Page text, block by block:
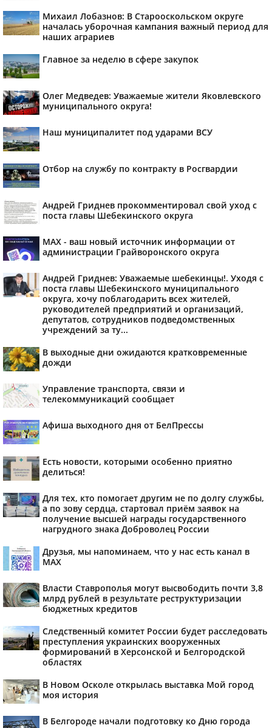
Михаил Лобазнов: В Старооскольском округе
началась уборочная кампания важный период для
наших аграриев
Главное за неделю в сфере закупок
Олег Медведев: Уважаемые жители Яковлевского
муниципального округа!
Наш муниципалитет под ударами ВСУ
Отбор на службу по контракту в Росгвардии
Андрей Гриднев прокомментировал свой уход с
поста главы Шебекинского округа
MAX - ваш новый источник информации от
администрации Грайворонского округа
Андрей Гриднев: Уважаемые шебекинцы!. Уходя с
поста главы Шебекинского муниципального
округа, хочу поблагодарить всех жителей,
руководителей предприятий и организаций,
депутатов, сотрудников подведомственных
учреждений за ту...
В выходные дни ожидаются кратковременные
дожди
Управление транспорта, связи и
телекоммуникаций сообщает
Афиша выходного дня от БелПрессы
Есть новости, которыми особенно приятно
делиться!
Для тех, кто помогает другим не по долгу службы,
а по зову сердца, стартовал приём заявок на
получение высшей награды государственного
нагрудного знака Доброволец России
Друзья, мы напоминаем, что у нас есть канал в
МАХ
Власти Ставрополья могут высвободить почти 3,8
млрд рублей в результате реструктуризации
бюджетных кредитов
Следственный комитет России будет расследовать
преступления украинских вооруженных
формирований в Херсонской и Белгородской
областях
В Новом Осколе открылась выставка Мой город
моя история
В Белгороде начали подготовку ко Дню города